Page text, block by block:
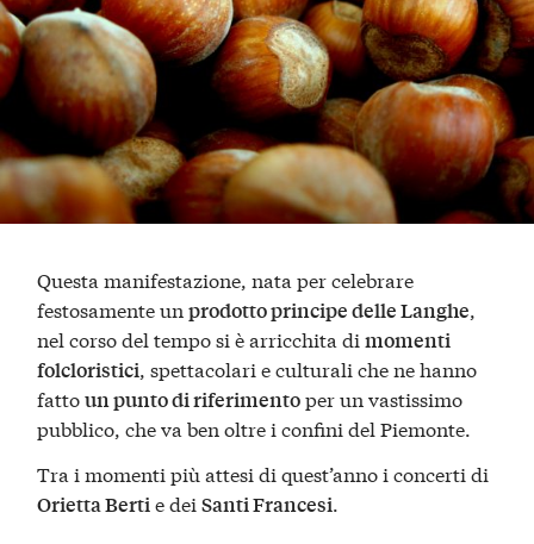
Questa manifestazione, nata per celebrare
festosamente unprodotto principe delle Langhe,
nel corso del tempo si è arricchita dimomenti
folcloristici, spettacolari e culturali che ne hanno
fattoun punto di riferimentoper un vastissimo
pubblico, che va ben oltre i confini del Piemonte.
Tra i momenti più attesi di quest’anno i concerti di
Orietta Berti e deiSanti Francesi